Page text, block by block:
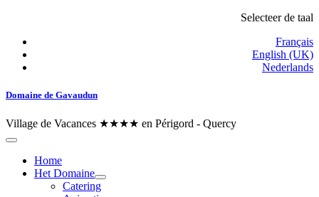
Selecteer de taal
Français
English (UK)
Nederlands
Domaine de Gavaudun
Village de Vacances ★★★★ en Périgord - Quercy
Home
Het Domaine
Catering